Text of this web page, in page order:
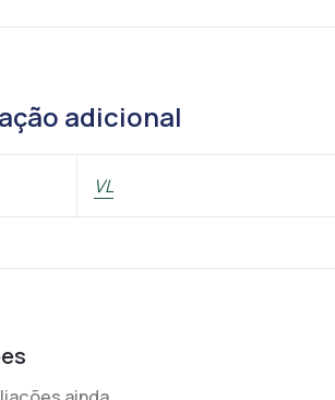
adicional
VL